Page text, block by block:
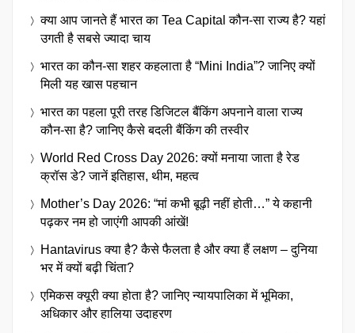
क्या आप जानते हैं भारत का Tea Capital कौन-सा राज्य है? यहां
उगती है सबसे ज्यादा चाय
भारत का कौन-सा शहर कहलाता है “Mini India”? जानिए क्यों
मिली यह खास पहचान
भारत का पहला पूरी तरह डिजिटल बैंकिंग अपनाने वाला राज्य
कौन-सा है? जानिए कैसे बदली बैंकिंग की तस्वीर
World Red Cross Day 2026: क्यों मनाया जाता है रेड
क्रॉस डे? जानें इतिहास, थीम, महत्व
Mother’s Day 2026: “मां कभी बूढ़ी नहीं होती…” ये कहानी
पढ़कर नम हो जाएंगी आपकी आंखें!
Hantavirus क्या है? कैसे फैलता है और क्या हैं लक्षण – दुनिया
भर में क्यों बढ़ी चिंता?
एमिकस क्यूरी क्या होता है? जानिए न्यायपालिका में भूमिका,
अधिकार और हालिया उदाहरण